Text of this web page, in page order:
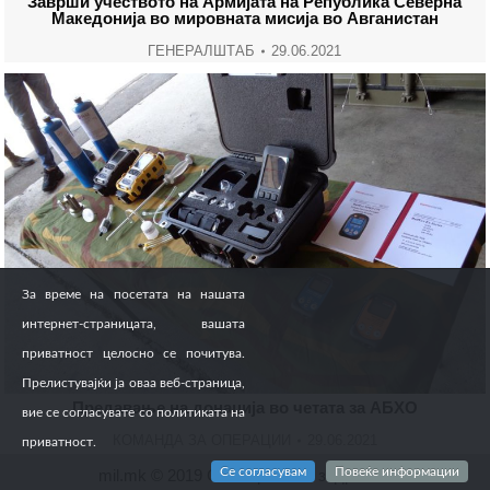
Македонија во мировната мисија во Авганистан
ГЕНЕРАЛШТАБ 29.06.2021
Предавање на донација во четата за АБХО
mil.mk © 2019 Сите права се задржани
За време на посетата на нашата
интернет-страницата, вашата
приватност целосно се почитува.
Прелистувајќи ја оваа веб-страница,
вие се согласувате со политиката на
приватност.
Се согласувам Повеќе информации